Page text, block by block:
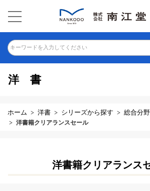
キーワードを入力してください
洋書
ホーム 洋書 シリーズから探す 総合分野
洋書籍クリアランスセール
洋書籍クリアランス